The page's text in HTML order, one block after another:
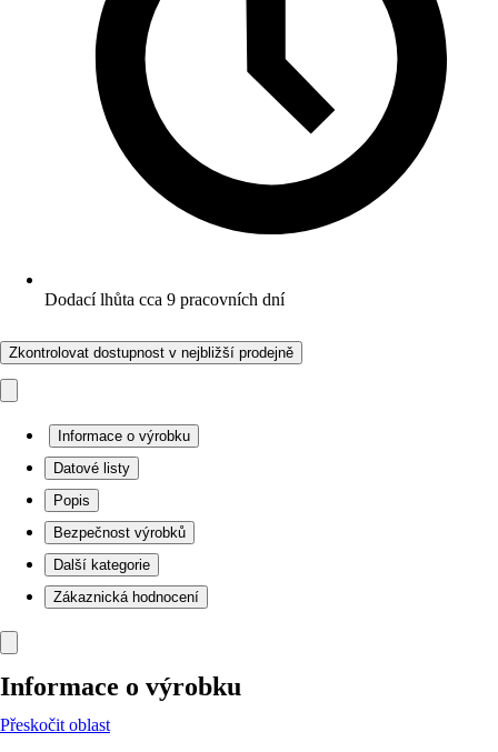
Dodací lhůta cca 9 pracovních dní
Zkontrolovat dostupnost v nejbližší prodejně
Informace o výrobku
Datové listy
Popis
Bezpečnost výrobků
Další kategorie
Zákaznická hodnocení
Informace o výrobku
Přeskočit oblast